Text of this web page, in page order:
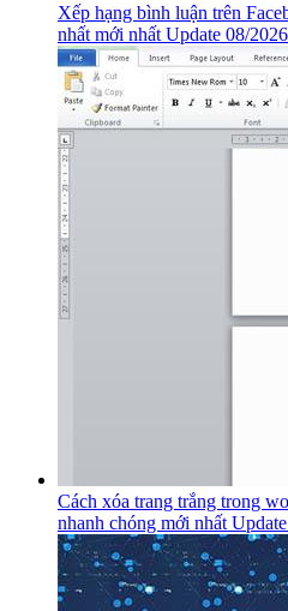
Xếp hạng bình luận trên
nhất mới nhất Update 08/2026
Cách xóa trang trắng trong
nhanh chóng mới nhất